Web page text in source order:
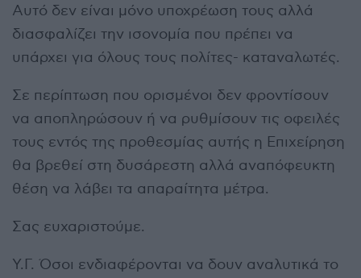
Αυτό δεν είναι μόνο υποχρέωση τους αλλά
διασφαλίζει την ισονομία που πρέπει να
υπάρχει για όλους τους πολίτες- καταναλωτές.
Σε περίπτωση που ορισμένοι δεν φροντίσουν
να αποπληρώσουν ή να ρυθμίσουν τις οφειλές
τους εντός της προθεσμίας αυτής η Επιχείρηση
θα βρεθεί στη δυσάρεστη αλλά αναπόφευκτη
θέση να λάβει τα απαραίτητα μέτρα.
Σας ευχαριστούμε.
Υ.Γ. Όσοι ενδιαφέρονται να δουν αναλυτικά το